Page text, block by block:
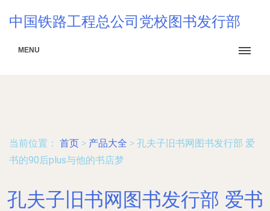
中国铁路工程总公司党校图书发行部
MENU
当前位置： 首页 > 产品大全 > 孔夫子旧书网图书发行部 爱
书的90后plus与他的书店梦
孔夫子旧书网图书发行部 爱书